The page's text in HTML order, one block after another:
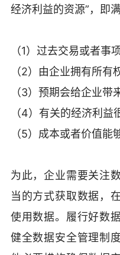
经济利益的资源”，即
（1）过去交易或者事
（2）由企业拥有所有
（3）预期会给企业带
（4）有关的经济利益
（5）成本或者价值能
为此，企业需要关注
当的方式获取数据，
使用数据。履行好数
健全数据安全管理制